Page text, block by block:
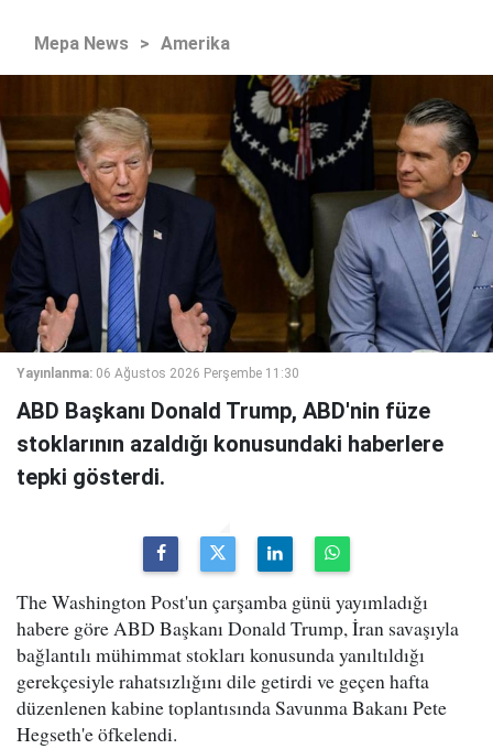
Mepa News > Amerika
Yayınlanma: 06 Ağustos 2026 Perşembe 11:30
ABD Başkanı Donald Trump, ABD'nin füze
stoklarının azaldığı konusundaki haberlere
tepki gösterdi.
The Washington Post'un çarşamba günü yayımladığı
habere göre ABD Başkanı Donald Trump, İran savaşıyla
bağlantılı mühimmat stokları konusunda yanıltıldığı
gerekçesiyle rahatsızlığını dile getirdi ve geçen hafta
düzenlenen kabine toplantısında Savunma Bakanı Pete
Hegseth'e öfkelendi.